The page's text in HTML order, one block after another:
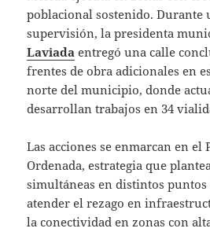
poblacional sostenido. Durante
supervisión, la presidenta
Laviada entregó una calle
frentes de obra adicionales en
norte del municipio, donde
desarrollan trabajos en 34
Las acciones se enmarcan en el
Ordenada, estrategia que
simultáneas en distintos puntos
atender el rezago en
la conectividad en zonas con